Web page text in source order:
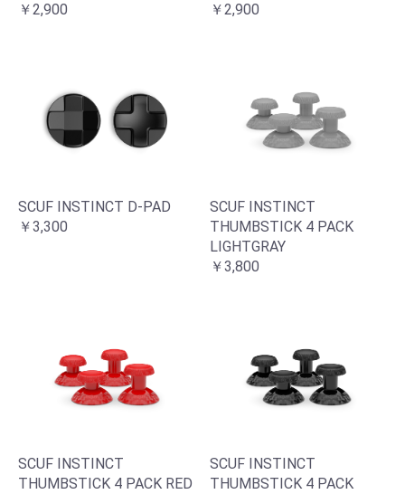
￥2,900
￥2,900
SCUF INSTINCT D-PAD
￥3,300
SCUF INSTINCT
THUMBSTICK 4 PACK
LIGHTGRAY
￥3,800
SCUF INSTINCT
THUMBSTICK 4 PACK RED
SCUF INSTINCT
THUMBSTICK 4 PACK
お買い物を続ける カートへ進む